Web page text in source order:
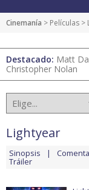
Cinemanía > Películas >
Destacado: Matt
Christopher Nolan
Lightyear
Sinopsis
Tráiler